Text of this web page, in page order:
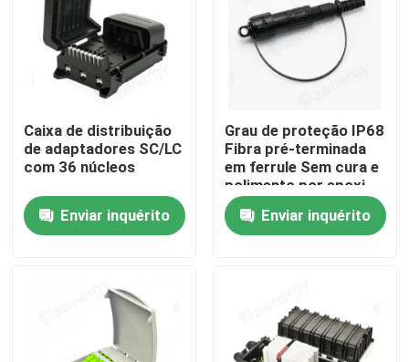
Casa
Produtos
Caixa de distribuição
de adaptadores SC/LC
com 36 núcleos
Enviar inquérito
Grau de proteção IP68
Fibra pré-terminada
em ferrule Sem cura e
polimento por epoxi
com materiais de
caixa PC ABS
Enviar inquérito